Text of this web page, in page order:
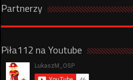
Partnerzy
Piła112 na Youtube